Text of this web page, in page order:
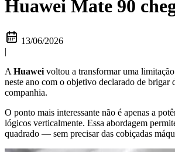
Huawei Mate 90
13/06/2026
|
A Huawei voltou a transformar uma
neste ano com o objetivo declarado de brigar
companhia.
O ponto mais interessante não é apenas a
lógicos verticalmente. Essa abordagem
quadrado — sem precisar das cobiçadas